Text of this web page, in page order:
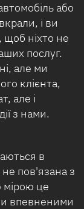
або
і ви
ніхто не
послуг.
але ми
клієнта,
але і
з нами.
в
не пов'язана з
це
впевненими